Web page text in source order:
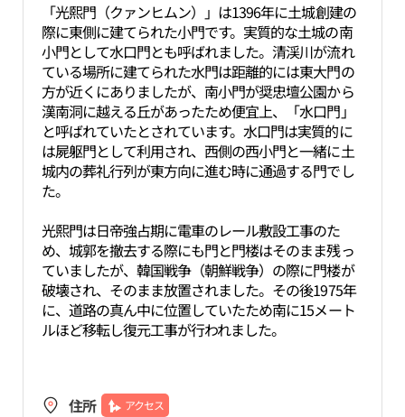
「光熙門（クァンヒムン）」は1396年に土城創建の
際に東側に建てられた小門です。実質的な土城の南
小門として水口門とも呼ばれました。清渓川が流れ
ている場所に建てられた水門は距離的には東大門の
方が近くにありましたが、南小門が奨忠壇公園から
漢南洞に越える丘があったため便宜上、「水口門」
と呼ばれていたとされています。水口門は実質的に
は屍躯門として利用され、西側の西小門と一緒に土
城内の葬礼行列が東方向に進む時に通過する門でし
た。
光熙門は日帝強占期に電車のレール敷設工事のた
め、城郭を撤去する際にも門と門楼はそのまま残っ
ていましたが、韓国戦争（朝鮮戦争）の際に門楼が
破壊され、そのまま放置されました。その後1975年
に、道路の真ん中に位置していたため南に15メート
ルほど移転し復元工事が行われました。
住所 アクセス